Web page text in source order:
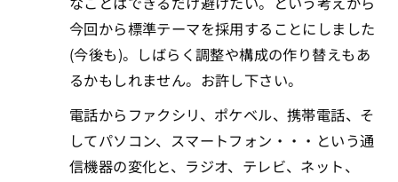
今回から標準テーマを採用することにしました
(今後も)。しばらく調整や構成の作り替えもあ
るかもしれません。お許し下さい。
電話からファクシリ、ポケベル、携帯電話、そ
してパソコン、スマートフォン・・・という通
信機器の変化と、ラジオ、テレビ、ネット、